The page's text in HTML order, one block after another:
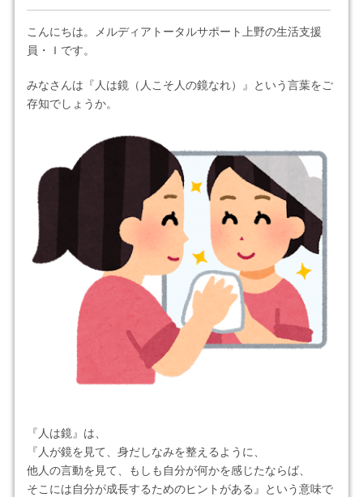
こんにちは。メルディアトータルサポート上野の生活支援
員・Ｉです。
みなさんは『人は鏡（人こそ人の鏡なれ）』という言葉をご
存知でしょうか。
『人は鏡』は、
『人が鏡を見て、身だしなみを整えるように、
他人の言動を見て、もしも自分が何かを感じたならば、
そこには自分が成長するためのヒントがある』という意味で